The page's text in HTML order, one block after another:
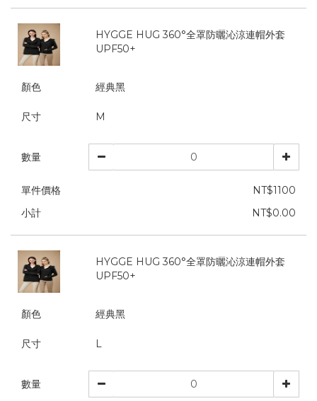
HYGGE HUG 360°全罩防曬沁涼連帽外套
UPF50+
顏色 經典黑
尺寸 M
數量
單件價格
NT$1100
小計
NT$0.00
HYGGE HUG 360°全罩防曬沁涼連帽外套
UPF50+
顏色 經典黑
尺寸 L
數量